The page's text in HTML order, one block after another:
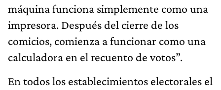
máquina funciona simplemente como una
impresora. Después del cierre de los
comicios, comienza a funcionar como una
calculadora en el recuento de votos”.
En todos los establecimientos electorales el